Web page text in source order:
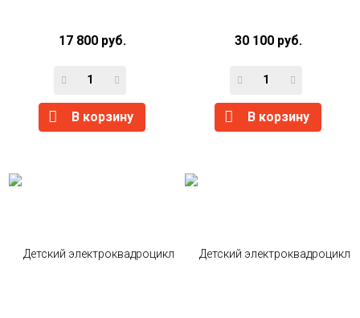
17 800 руб.
В корзину
30 100 руб.
В корзину